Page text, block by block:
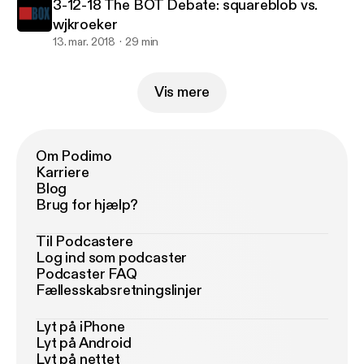
3-12-18 The BOT Debate: squareblob vs.
wjkroeker
13. mar. 2018 29 min
Vis mere
Om Podimo
Karriere
Blog
Brug for hjælp?
Til Podcastere
Log ind som podcaster
Podcaster FAQ
Fællesskabsretningslinjer
Lyt på iPhone
Lyt på Android
Lyt på nettet